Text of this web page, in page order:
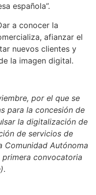
española”.
a conocer la
afianzar el
nuevos clientes y
la imagen digital.
por el que se
para la concesión de
la digitalización de
de servicios de
Comunidad Autónoma
convocatoria
.